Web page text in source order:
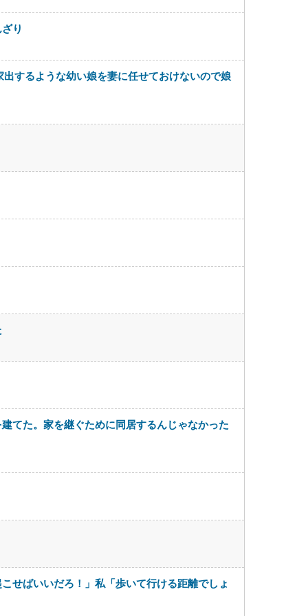
り
するような幼い娘を妻に任せておけないので娘
てた。家を継ぐために同居するんじゃなかった
せばいいだろ！」私「歩いて行ける距離でしょ